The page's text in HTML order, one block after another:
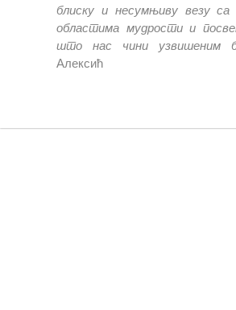
блиску и несумњиву везу са
областима мудрости и
што нас чини узвишеним
Алексић